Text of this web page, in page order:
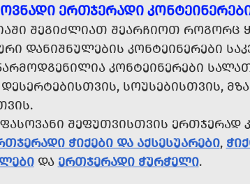
ᲔᲠᲗᲯᲔᲠᲐᲓᲘ
ᲨᲔᲒᲘᲫᲚᲘᲐᲗ ᲨᲔᲐᲠᲩᲘᲝᲗ ᲠᲝᲒᲝᲠᲪ
ᲓᲐᲜᲘᲨᲜᲣᲚᲔᲑᲘᲡ ᲙᲝᲜᲢᲔᲘᲜᲔᲠᲔᲑᲘ
ᲙᲝᲜᲢᲔᲘᲜᲔᲠᲔᲑᲘ
ᲡᲝᲣᲡᲔᲑᲘᲡᲗᲕᲘᲡ, ᲛᲖᲐ
ᲨᲔᲤᲣᲗᲕᲘᲡᲗᲕᲘᲡ ᲔᲠᲗᲯᲔᲠᲐᲓ
ᲭᲘᲥᲔᲑᲘ ᲓᲐ ᲐᲥᲡᲔᲡᲣᲐᲠᲔᲑᲘ,
ᲓᲐ ᲔᲠᲗᲯᲔᲠᲐᲓᲘ ᲭᲣᲠᲭᲔᲚᲘ.